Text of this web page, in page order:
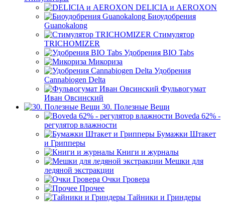
DELICIA и AEROXON
Биоудобрения
Guanokalong
Стимулятор
TRICHOMIZER
Удобрения BIO Tabs
Микориза
Удобрения
Cannabiogen Delta
Фульвогумат
Иван Овсинский
30. Полезные Вещи
Boveda 62% -
регулятор влажности
Бумажки Штакет
и Грипперы
Книги и журналы
Мешки для
ледяной экстракции
Очки Гровера
Прочее
Тайники и Гриндеры